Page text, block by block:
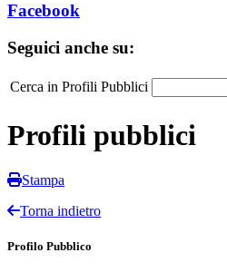
Facebook
Seguici anche su:
Cerca in Profili Pubblici
Profili pubblici
Stampa
Torna indietro
Profilo Pubblico